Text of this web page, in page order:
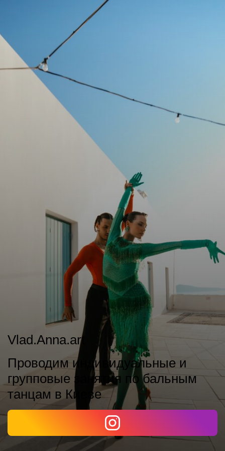
Vlad.Anna.art
Проводим индивидуальные и
групповые занятия по бальным
танцам в Киеве